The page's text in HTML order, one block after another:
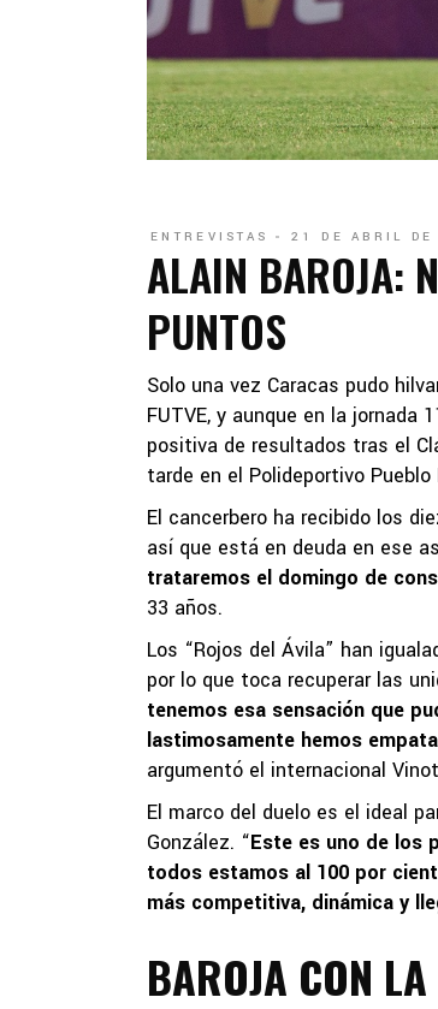
ENTREVISTAS 21 DE ABRIL DE
ALAIN BAROJA:
PUNTOS
Solo una vez Caracas pudo
FUTVE, y aunque en la jornada
positiva de resultados tras el
tarde en el Polideportivo
El cancerbero ha recibido los
así que está en deuda en ese
trataremos el domingo de
33 años.
Los “Rojos del Ávila” han
por lo que toca recuperar las
tenemos esa sensación que
lastimosamente hemos
argumentó el internacional
El marco del duelo es el ideal
González. “Este es uno de los
todos estamos al 100 por
más competitiva, dinámica y
BAROJA CON